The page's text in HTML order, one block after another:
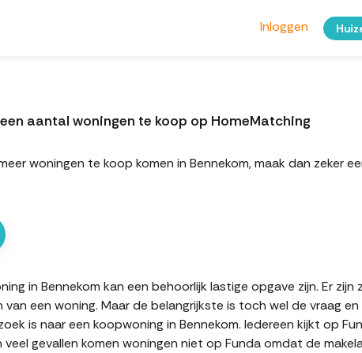
Inloggen
aantal woningen te koop op HomeMatching
woningen te koop komen in Bennekom, maak dan zeker
in Bennekom kan een behoorlijk lastige opgave zijn. Er
een woning. Maar de belangrijkste is toch wel de vraag
is naar een koopwoning in Bennekom. Iedereen kijkt op
gevallen komen woningen niet op Funda omdat de